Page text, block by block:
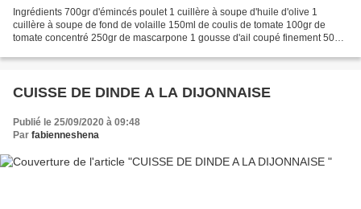
Ingrédients 700gr d'émincés poulet 1 cuillère à soupe d'huile d'olive 1
cuillère à soupe de fond de volaille 150ml de coulis de tomate 100gr de
tomate concentré 250gr de mascarpone 1 gousse d'ail coupé finement 50ml
CUISSE DE DINDE A LA DIJONNAISE
Publié le 25/09/2020 à 09:48
Par fabienneshena